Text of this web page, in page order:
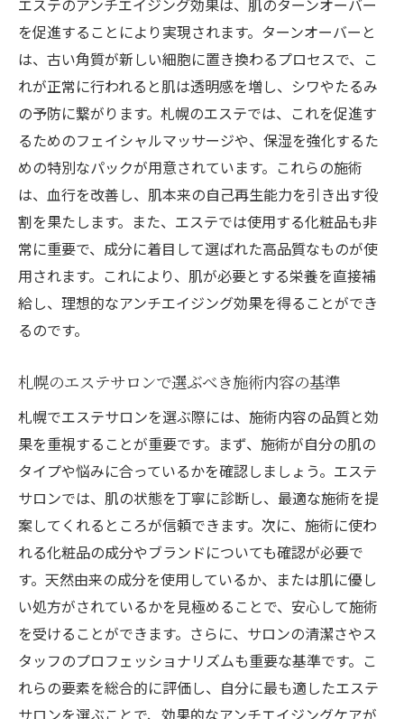
成果
エステで肌のハリを取り戻す！札幌のおすすめ
サロンと施術内容
札幌で選ばれるエステサロン：肌のハリを
高める施術
札幌のエステ施術で体感する肌のハリとそ
の効果
エステで実現する肌のリフトアップ：札幌
でのおすすめ
札幌でのエステ施術がもたらす肌のハリの
改善
札幌のエステサロンで体験する肌のハリを
取り戻す方法
札幌で注目のエステ施術：アンチエイジング効
果を最大限に引き出す方法
札幌で話題のエステ施術の選び方とその効
果
アンチエイジング効果を引き出す札幌のエ
ステ施術とは
札幌でのエステ施術がもたらすアンチエイ
ジングの秘訣
効果的なアンチエイジングを実現する札幌
のエステ選択
エステのアンチエイジング効果は、肌のターンオーバー
を促進することにより実現されます。ターンオーバーと
は、古い角質が新しい細胞に置き換わるプロセスで、こ
れが正常に行われると肌は透明感を増し、シワやたるみ
の予防に繋がります。札幌のエステでは、これを促進す
るためのフェイシャルマッサージや、保湿を強化するた
めの特別なパックが用意されています。これらの施術
は、血行を改善し、肌本来の自己再生能力を引き出す役
割を果たします。また、エステでは使用する化粧品も非
常に重要で、成分に着目して選ばれた高品質なものが使
用されます。これにより、肌が必要とする栄養を直接補
給し、理想的なアンチエイジング効果を得ることができ
るのです。
札幌のエステサロンで選ぶべき施術内容の基準
札幌でエステサロンを選ぶ際には、施術内容の品質と効
果を重視することが重要です。まず、施術が自分の肌の
タイプや悩みに合っているかを確認しましょう。エステ
サロンでは、肌の状態を丁寧に診断し、最適な施術を提
案してくれるところが信頼できます。次に、施術に使わ
れる化粧品の成分やブランドについても確認が必要で
す。天然由来の成分を使用しているか、または肌に優し
い処方がされているかを見極めることで、安心して施術
を受けることができます。さらに、サロンの清潔さやス
タッフのプロフェッショナリズムも重要な基準です。こ
れらの要素を総合的に評価し、自分に最も適したエステ
サロンを選ぶことで、効果的なアンチエイジングケアが